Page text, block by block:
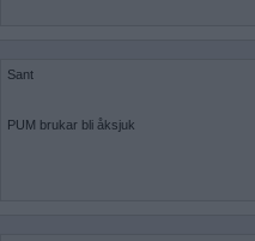
Sant
PUM brukar bli åksjuk